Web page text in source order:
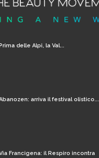
Prima delle Alpi, la Val...
arriva il festival olistico...
Francigena: il Respiro incontra